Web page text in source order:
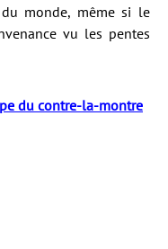
monde, même si le
vu les pentes
du contre-la-montre